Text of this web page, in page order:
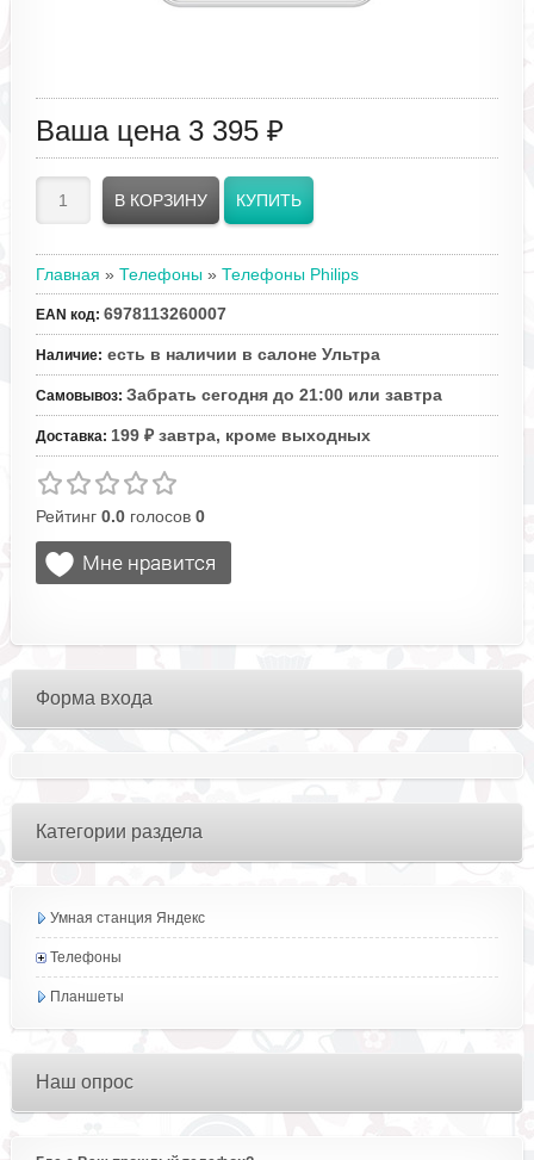
Ваша цена 3 395 ₽
Главная » Телефоны » Телефоны Philips
EAN код: 6978113260007
Наличие: есть в наличии в салоне Ультра
Самовывоз: Забрать сегодня до 21:00 или завтра
Доставка: 199 ₽ завтра, кроме выходных
Рейтинг 0.0голосов 0
Форма входа
Категории раздела
Умная станция Яндекс
Телефоны
Планшеты
Наш опрос